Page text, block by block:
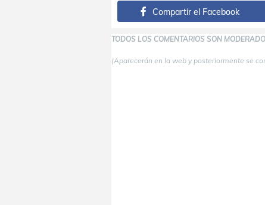
Compartir el Facebook
TODOS LOS COMENTARIOS SON
(Aparecerán en la web y posteriormente se